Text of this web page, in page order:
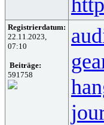
Registrierdatum:
22.11.2023,
07:10
Beiträge:
591758